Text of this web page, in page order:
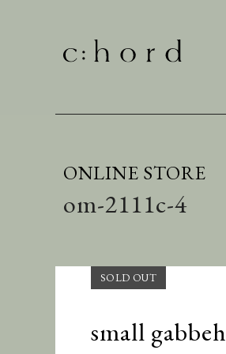
ONLINE STORE
om-2111c-4
small gabbeh